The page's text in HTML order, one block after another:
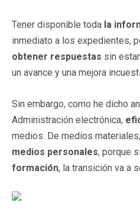
Tener disponible toda la
inmediato a los expedientes,
obtener respuestas sin
un avance y una mejora
Sin embargo, como he dicho
Administración electrónica,
medios. De medios
medios personales, porque
formación, la transición va a